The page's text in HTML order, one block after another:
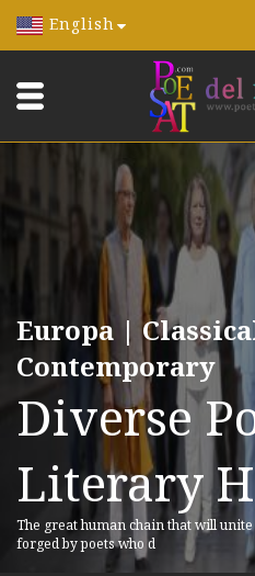
English
Europa |
Contemporary
Diverse
Literary
The great human chain that will
forged by poets who d